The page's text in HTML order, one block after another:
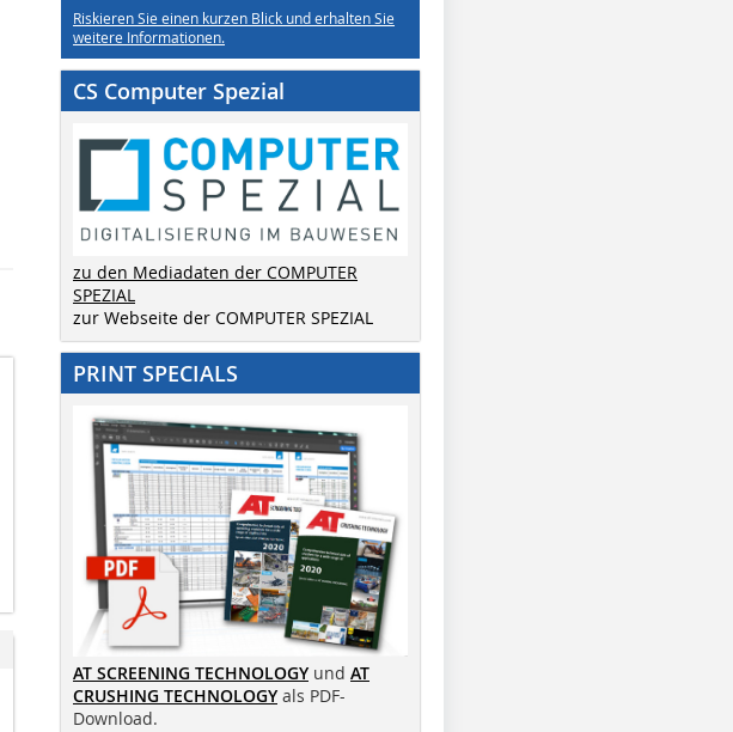
Riskieren Sie einen kurzen Blick und erhalten Sie
weitere Informationen.
CS Computer Spezial
zu den Mediadaten der COMPUTER
SPEZIAL
zur Webseite der COMPUTER SPEZIAL
PRINT SPECIALS
AT SCREENING TECHNOLOGY und AT
CRUSHING TECHNOLOGY als PDF-
Download.